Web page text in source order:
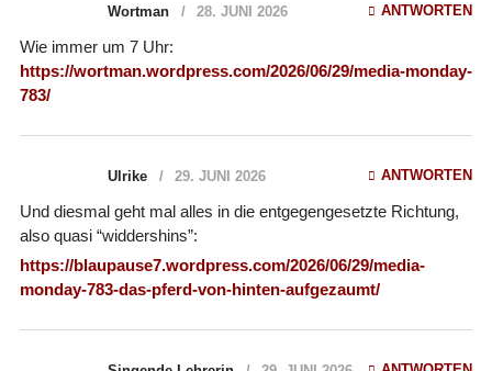
Wortman 28. JUNI 2026 ANTWORTEN
Wie immer um 7 Uhr:
https://wortman.wordpress.com/2026/06/29/media-monday-
783/
Ulrike 29. JUNI 2026 ANTWORTEN
Und diesmal geht mal alles in die entgegengesetzte Richtung,
also quasi “widdershins”:
https://blaupause7.wordpress.com/2026/06/29/media-
monday-783-das-pferd-von-hinten-aufgezaumt/